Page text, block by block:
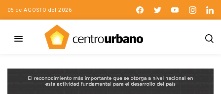
05 de AGOSTO del 2026